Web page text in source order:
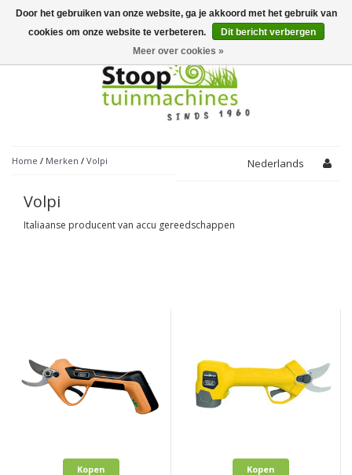
Toggle
navigation
Home / Merken / Volpi Nederlands
Volpi
Italiaanse producent van accu gereedschappen
Kopen Kopen
Door het gebruiken van onze website, ga je akkoord met het gebruik van
cookies om onze website te verbeteren.
Dit bericht verbergen
Meer over cookies »